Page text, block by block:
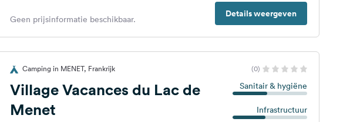
Details weergeven
Geen prijsinformatie beschikbaar.
Camping in MENET, Frankrijk (0)
Village Vacances du Lac de
Menet
Sanitair & hygiëne
Infrastructuur